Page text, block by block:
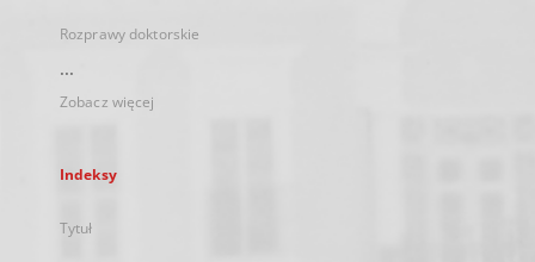
Rozprawy doktorskie
...
Zobacz więcej
Indeksy
Tytuł